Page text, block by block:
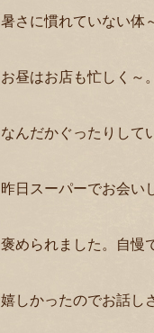
暑さに慣れていない体
お昼はお店も忙しく～
なんだかぐったりして
昨日スーパーでお会い
褒められました。自慢
嬉しかったのでお話し